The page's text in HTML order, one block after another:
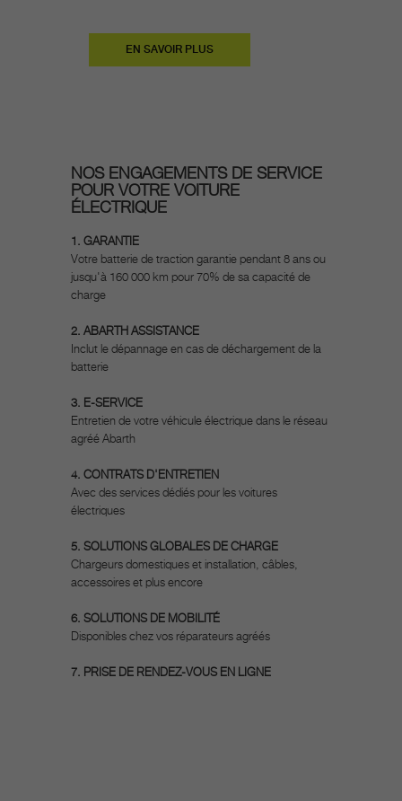
EN SAVOIR PLUS
NOS ENGAGEMENTS DE SERVICE
POUR VOTRE VOITURE
ÉLECTRIQUE
1. GARANTIE
Votre batterie de traction garantie pendant 8 ans ou
jusqu'à 160 000 km pour 70% de sa capacité de
charge
2. ABARTH ASSISTANCE
Inclut le dépannage en cas de déchargement de la
batterie
3. E-SERVICE
Entretien de votre véhicule électrique dans le réseau
agréé Abarth
4. CONTRATS D'ENTRETIEN
Avec des services dédiés pour les voitures
électriques
5. SOLUTIONS GLOBALES DE CHARGE
Chargeurs domestiques et installation, câbles,
accessoires et plus encore
6. SOLUTIONS DE MOBILITÉ
Disponibles chez vos réparateurs agréés
7. PRISE DE RENDEZ-VOUS EN LIGNE